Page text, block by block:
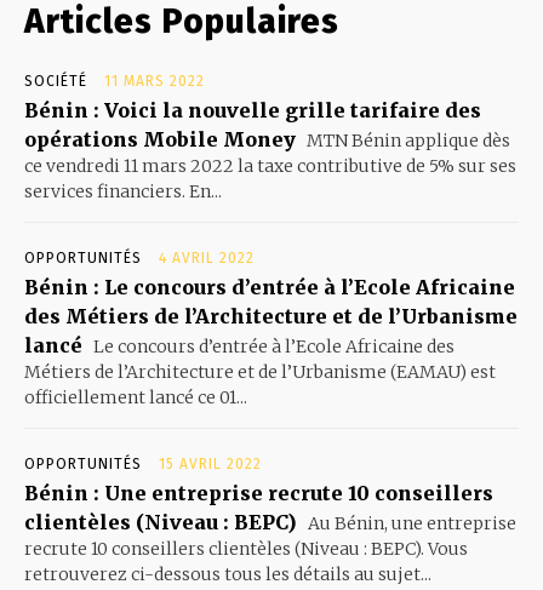
Articles Populaires
SOCIÉTÉ 11 MARS 2022
Bénin : Voici la nouvelle grille tarifaire des
opérations Mobile Money MTN Bénin applique dès
ce vendredi 11 mars 2022 la taxe contributive de 5% sur ses
services financiers. En...
OPPORTUNITÉS 4 AVRIL 2022
Bénin : Le concours d’entrée à l’Ecole Africaine
des Métiers de l’Architecture et de l’Urbanisme
lancé Le concours d’entrée à l’Ecole Africaine des
Métiers de l’Architecture et de l’Urbanisme (EAMAU) est
officiellement lancé ce 01...
OPPORTUNITÉS 15 AVRIL 2022
Bénin : Une entreprise recrute 10 conseillers
clientèles (Niveau : BEPC) Au Bénin, une entreprise
recrute 10 conseillers clientèles (Niveau : BEPC). Vous
retrouverez ci-dessous tous les détails au sujet...